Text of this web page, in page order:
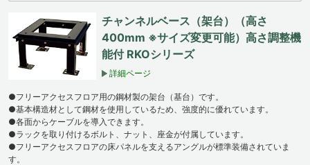
チャンネルベース（架台）（高さ
400mm ※サイズ変更可能）高さ調整機
能付 RKOシリーズ
詳細ページ
●フリーアクセスフロア用の鋼材製の架台（基台）です。
●基本構造材として鋼材を使用しているため、強度的に優れています。
●各面からケーブルを導入できます。
●ラックを取り付けるボルト、ナット、座金が付属しています。
●フリーアクセスフロアの床パネルを支えるアングルが標準装備されていま
す。